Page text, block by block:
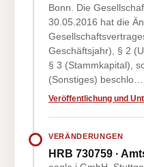
Bonn. Die
30.05.2016 hat die
Geschäftsjahr), § 2
§ 3 (Stammkapital),
(Sonstiges) beschlo…
Veröffentlichung und
VERÄNDERUNGEN
HRB 730759 ·